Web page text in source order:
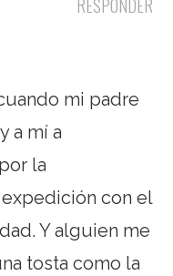
RESPONDER
mi padre
a mí a
la
expedición con el
Y alguien me
tosta como la